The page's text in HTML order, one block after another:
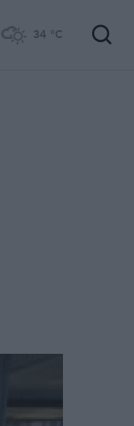
34 °C